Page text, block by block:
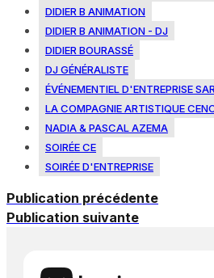
DIDIER B ANIMATION
DIDIER B ANIMATION - DJ
DIDIER BOURASSÉ
DJ GÉNÉRALISTE
ÉVÉNEMENTIEL D'ENTREPRISE
LA COMPAGNIE ARTISTIQUE
NADIA & PASCAL AZEMA
SOIRÉE CE
SOIRÉE D'ENTREPRISE
Publication précédente
Publication suivante